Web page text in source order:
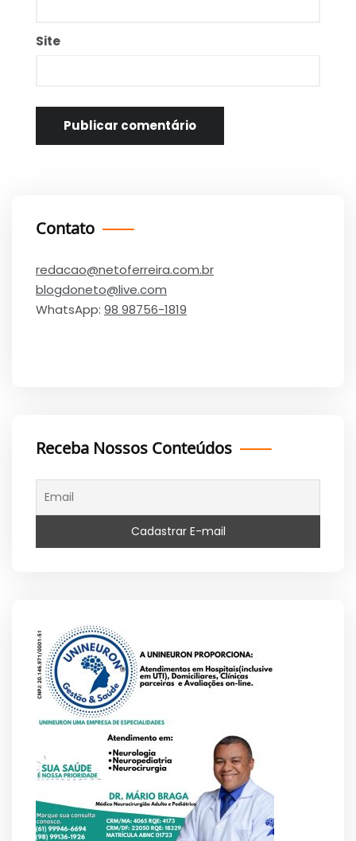
Site
Contato
redacao@netoferreira.com.br
blogdoneto@live.com
WhatsApp: 98 98756-1819
Receba Nossos Conteúdos